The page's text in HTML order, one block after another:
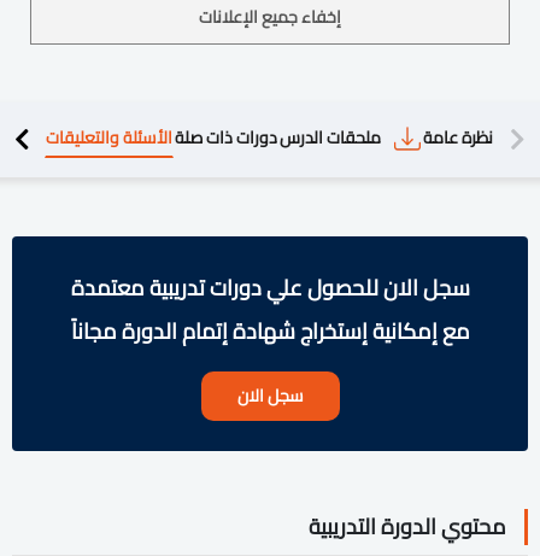
إخفاء جميع الإعلانات
نظرة عامة ملحقات الدرسدورات ذات صلةالأسئلة والتعليقات
سجل الان للحصول علي دورات تدريبية معتمدة
مع إمكانية إستخراج شهادة إتمام الدورة مجاناً
سجل الان
محتوي الدورة التدريبية